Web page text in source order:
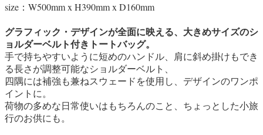
size：W500mm x H390mm x D160mm
グラフィック・デザインが全面に映える、大きめサイズのシ
ョルダーベルト付きトートバッグ。
手で持ちやすいように短めのハンドル、肩に斜め掛けもでき
る長さが調整可能なショルダーベルト、
四隅には補強も兼ねスウェードを使用し、デザインのワンポ
イントに。
荷物の多めな日常使いはもちろんのこと、ちょっとした小旅
行のお供にも。